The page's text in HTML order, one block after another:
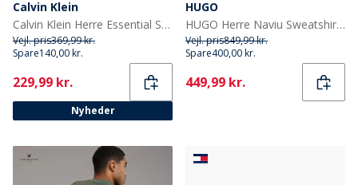
Calvin Klein
Calvin Klein Herre Essential Sandaler Triple Black
Vejl. pris369,99 kr.
Spare140,00 kr.
Current
229,99 kr.
Nyheder
HUGO
HUGO Herre Naviu Sweatshirt Dark Brown
Vejl. pris849,99 kr.
Spare400,00 kr.
Current
449,99 kr.